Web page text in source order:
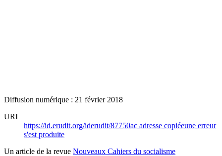
Diffusion numérique : 21 février 2018
URI
https://id.erudit.org/iderudit/87750ac adresse copiéeune erreur
s'est produite
Un article de la revue Nouveaux Cahiers du socialisme